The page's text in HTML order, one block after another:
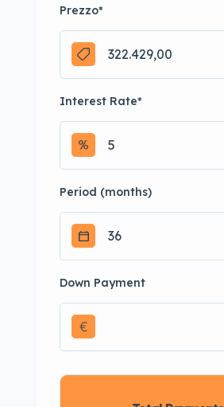
Prezzo*
Interest Rate*
Period (months)
Down Payment
€